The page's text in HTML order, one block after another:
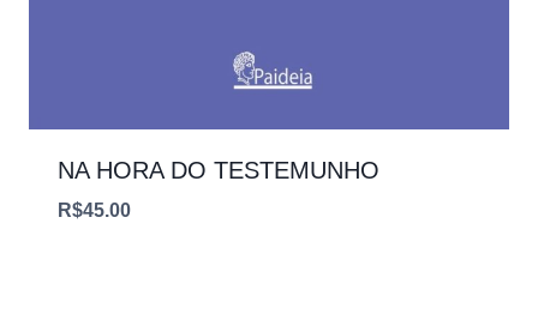
NA HORA DO TESTEMUNHO
R$45.00